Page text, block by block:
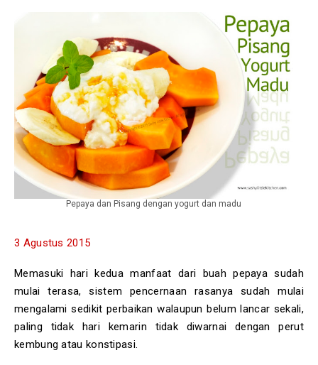
Pepaya dan Pisang dengan yogurt dan madu
3 Agustus 2015
Memasuki hari kedua manfaat dari buah pepaya sudah
mulai terasa, sistem pencernaan rasanya sudah mulai
mengalami sedikit perbaikan walaupun belum lancar sekali,
paling tidak hari kemarin tidak diwarnai dengan perut
kembung atau konstipasi.